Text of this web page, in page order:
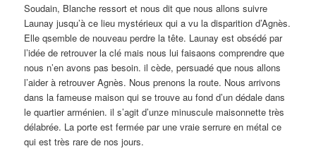
Soudain, Blanche ressort et nous dit que nous allons suivre
Launay jusqu’à ce lieu mystérieux qui a vu la disparition d’Agnès.
Elle qsemble de nouveau perdre la tête. Launay est obsédé par
l’idée de retrouver la clé mais nous lui faisaons comprendre que
nous n’en avons pas besoin. il cède, persuadé que nous allons
l’aider à retrouver Agnès. Nous prenons la route. Nous arrivons
dans la fameuse maison qui se trouve au fond d’un dédale dans
le quartier arménien. il s’agit d’unze minuscule maisonnette très
délabrée. La porte est fermée par une vraie serrure en métal ce
qui est très rare de nos jours.